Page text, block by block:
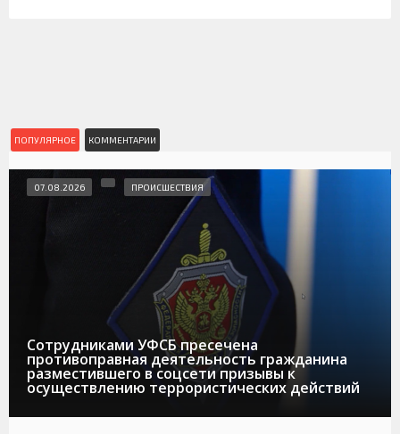
ПОПУЛЯРНОЕ КОММЕНТАРИИ
Сотрудниками УФСБ пресечена
противоправная деятельность гражданина
разместившего в соцсети призывы к
осуществлению террористических действий
07.08.2026 ПРОИСШЕСТВИЯ